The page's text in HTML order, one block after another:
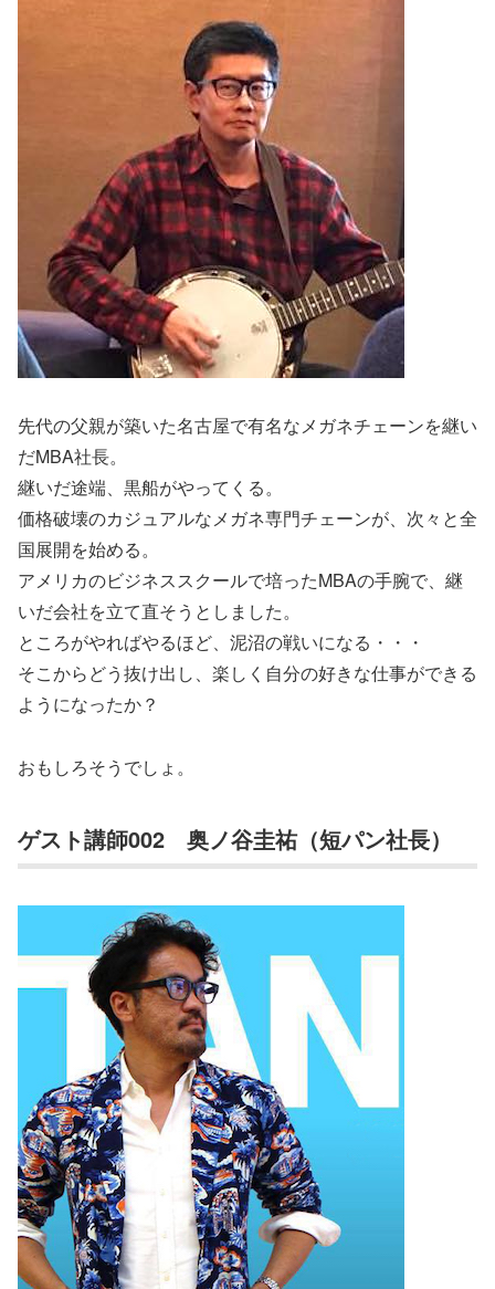
先代の父親が築いた名古屋で有名なメガネチェーンを継い
だMBA社長。
継いだ途端、黒船がやってくる。
価格破壊のカジュアルなメガネ専門チェーンが、次々と全
国展開を始める。
アメリカのビジネススクールで培ったMBAの手腕で、継
いだ会社を立て直そうとしました。
ところがやればやるほど、泥沼の戦いになる・・・
そこからどう抜け出し、楽しく自分の好きな仕事ができる
ようになったか？
おもしろそうでしょ。
ゲスト講師002 奥ノ谷圭祐（短パン社長）